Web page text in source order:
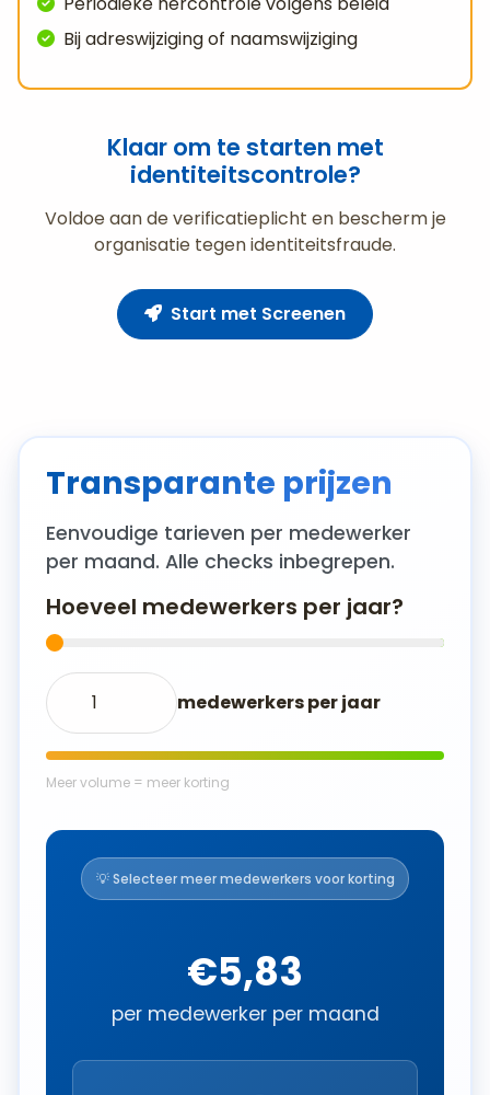
Bij adreswijziging of naamswijziging
Klaar om te starten met
identiteitscontrole?
Voldoe aan de verificatieplicht en bescherm je
organisatie tegen identiteitsfraude.
Start met Screenen
Transparante prijzen
Eenvoudige tarieven per medewerker
per maand. Alle checks inbegrepen.
Hoeveel medewerkers per jaar?
medewerkers per jaar
Meer volume = meer korting
💡 Selecteer meer medewerkers voor korting
€5,83
per medewerker per maand